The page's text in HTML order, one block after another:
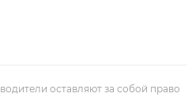
оставляют за собой право